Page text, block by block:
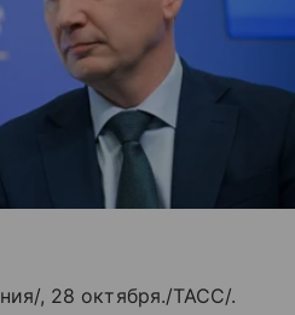
, 28 октября./ТАСС/.